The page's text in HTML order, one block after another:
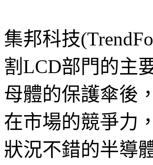
集邦科技
割LCD部門的主
母體的保護傘後
在市場的競爭力
狀況不錯的半導